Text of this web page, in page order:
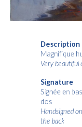
Description
Magnifique
Very beautiful
Signature
Signée en
dos
Handsigned
the back